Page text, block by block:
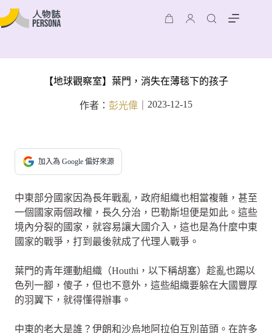
【地球觀察室】葉門，消失在薄毯下的孩子
作者： 彭光偉 2023-12-15
加入為 Google 偏好來源
中東部分國家因為長年戰亂，政府組織也相當複雜，甚至
一個國家兩個政權，長久分治，巴勒斯坦便是如此。這些
境內分裂的國家，就容易讓大國介入，這也是為什麼中東
國家的戰爭，打到最後就成了代理人戰爭。
葉門的青年運動組織（Houthi，以下稱胡塞）趁亂也踢以
色列一腳，傻子，但也不意外，這些組織要躲在大國豐厚
的羽翼下，就得懂得辦事。
中東的老大是誰？伊朗和沙烏地阿拉伯互別苗頭。在許多